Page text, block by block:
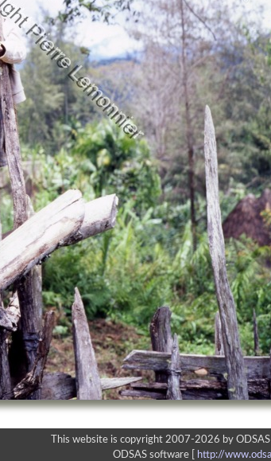
This website is copyright 2007-2026 by
ODSAS software [
http://